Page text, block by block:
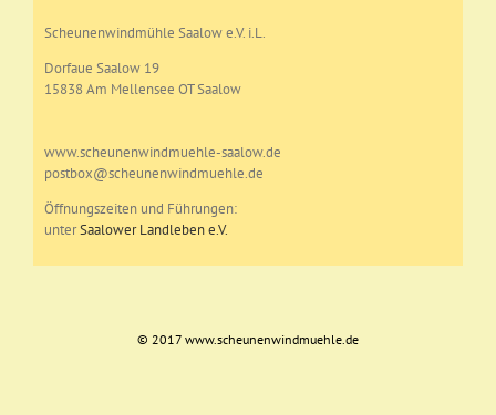
Scheunenwindmühle Saalow e.V. i.L.
Dorfaue Saalow 19
15838 Am Mellensee OT Saalow
www.scheunenwindmuehle-saalow.de
postbox@scheunenwindmuehle.de
Öffnungszeiten und Führungen:
unterSaalower Landleben e.V.
© 2017 www.scheunenwindmuehle.de